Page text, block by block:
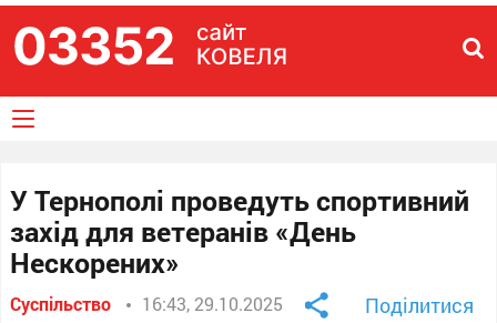
У Тернополі проведуть спортивний
захід для ветеранів «День
Нескорених»
Суспільство 16:43, 29.10.2025 Поділитися